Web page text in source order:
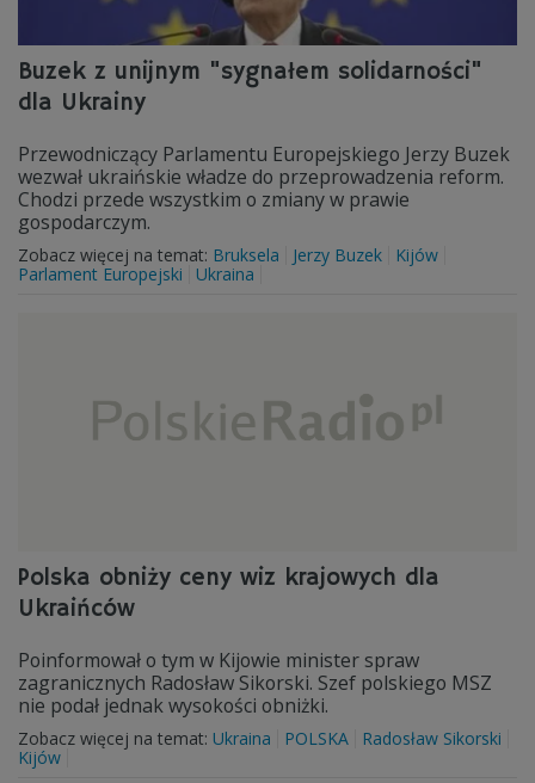
Buzek z unijnym "sygnałem solidarności"
dla Ukrainy
Przewodniczący Parlamentu Europejskiego Jerzy Buzek
wezwał ukraińskie władze do przeprowadzenia reform.
Chodzi przede wszystkim o zmiany w prawie
gospodarczym.
Zobacz więcej na temat: Bruksela Jerzy Buzek
Kijów
Parlament Europejski
Ukraina
Polska obniży ceny wiz krajowych dla
Ukraińców
Poinformował o tym w Kijowie minister spraw
zagranicznych Radosław Sikorski. Szef polskiego MSZ
nie podał jednak wysokości obniżki.
Zobacz więcej na temat: Ukraina POLSKA
Radosław Sikorski
Kijów